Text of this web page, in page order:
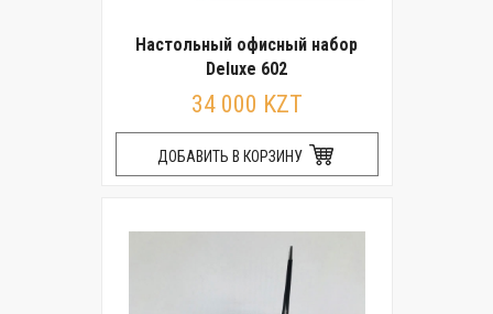
Настольный офисный набор
Deluxe 602
34 000 KZT
ДОБАВИТЬ В КОРЗИНУ